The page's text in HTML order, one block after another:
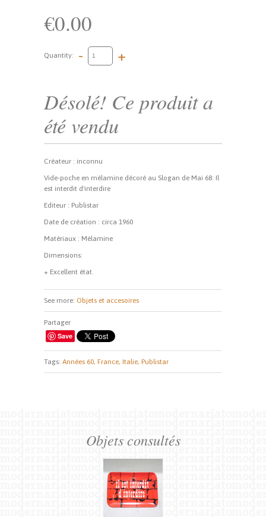
€0.00
Quantity: - +
Désolé! Ce produit a
été vendu
Créateur : inconnu
Vide-poche en mélamine décoré au Slogan de Mai 68: Il
est interdit d'interdire
Editeur : Publistar
Date de création : circa 1960
Matériaux : Mélamine
Dimensions:
+ Excellent état.
See more: Objets et accesoires
Partager
Save
Tags: Années 60, France, Italie, Publistar
Objets consultés